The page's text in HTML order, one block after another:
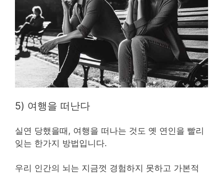
5) 여행을 떠난다
실연 당했을때, 여행을 떠나는 것도 옛 연인을 빨리
잊는 한가지 방법입니다.
우리 인간의 뇌는 지금껏 경험하지 못하고 가본적